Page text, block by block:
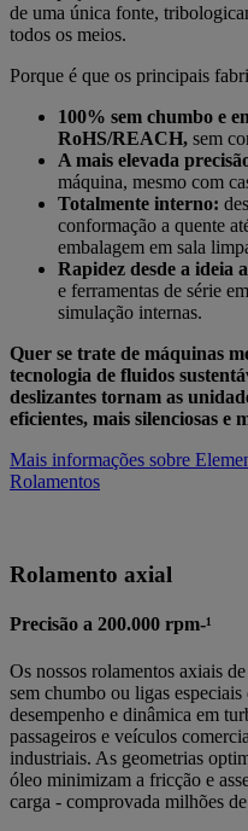
de uma única fonte,
todos os meios.
Porque é que os principais
100% sem chumbo e
RoHS/REACH, sem
A mais elevada
máquina, mesmo com
Totalmente interno:
conformação a quente
embalagem em sala
Rapidez desde a ideia
e ferramentas de série
simulação internas.
Quer se trate de máquinas
tecnologia de fluidos
deslizantes tornam as
eficientes, mais silenciosas e
Mais informações sobre
Rolamentos
Rolamento axial
Precisão a 200.000 rpm-¹
Os nossos rolamentos axiais
sem chumbo ou ligas
desempenho e dinâmica em
passageiros e veículos
industriais. As geometrias
óleo minimizam a fricção e
carga - comprovada milhões